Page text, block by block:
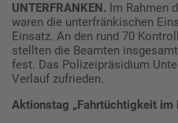
UNTERFRANKEN. Im Rahmen
waren die unterfränkischen
Einsatz. An den rund 70
stellten die Beamten
fest. Das Polizeipräsidium
Verlauf zufrieden.
Aktionstag „Fahrtüchtigkeit im